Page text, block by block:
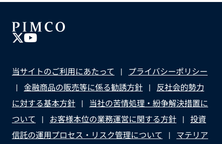
評価、さらに14兆ドル規模の設備投資の波が債券投資
家にとっての投資機会をどのように変えうるかについ
当サイトのご利用にあたって
プライバシーポリシー
金融商品の販売等に係る勧誘方針
反社会的勢力
に対する基本方針
当社の苦情処理・紛争解決措置に
ついて
お客様本位の業務運営に関する方針
投資
信託の運用プロセス・リスク管理について
マテリア